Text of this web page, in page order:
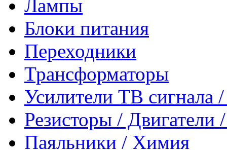
Лампы
Блоки питания
Переходники
Трансформаторы
Усилители ТВ сигнала
Резисторы /
Паяльники / Химия